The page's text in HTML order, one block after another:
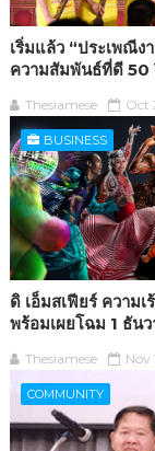
เริ่มแล้ว “ประเพณีง
ความสัมพันธ์ที่ดี 50
Thesiamese Oct
BUSINESS
ดิ เอ็มสเฟียร์ ความ
พร้อมเผยโฉม 1 ธัน
Thesiamese Nov
COMMUNITY